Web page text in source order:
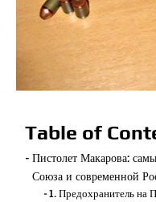
Table of
Пистолет Макарова:
Союза и современной
1. Предохранитель на